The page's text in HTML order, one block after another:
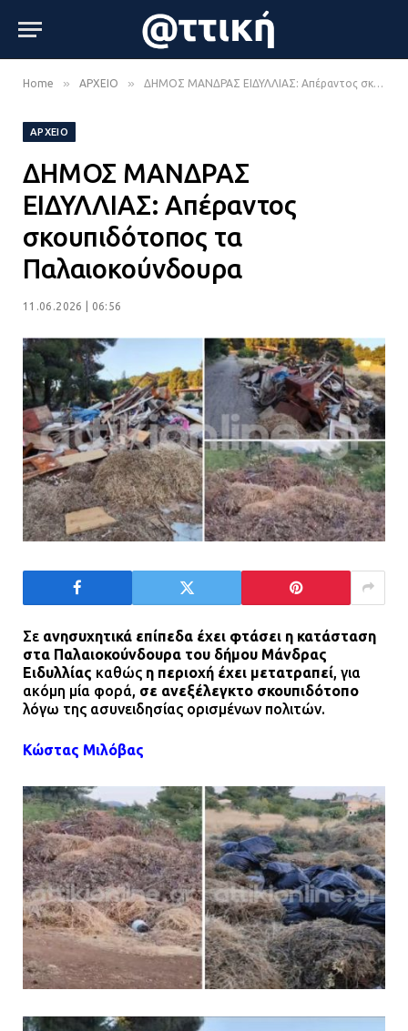
Home » ΑΡΧΕΙΟ » ΔΗΜΟΣ ΜΑΝΔΡΑΣ ΕΙΔΥΛΛΙΑΣ: Απέραντος σκουπιδότοπος τα Παλαιοκούνδουρα
ΑΡΧΕΙΟ
ΔΗΜΟΣ ΜΑΝΔΡΑΣ
ΕΙΔΥΛΛΙΑΣ: Απέραντος
σκουπιδότοπος τα
Παλαιοκούνδουρα
11.06.2026 | 06:56
Σε ανησυχητικά επίπεδα έχει φτάσει η κατάσταση
στα Παλαιοκούνδουρα του δήμου Μάνδρας
Ειδυλλίας καθώς η περιοχή έχει μετατραπεί, για
ακόμη μία φορά, σε ανεξέλεγκτο σκουπιδότοπο
λόγω της ασυνειδησίας ορισμένων πολιτών.
Κώστας Μιλόβας